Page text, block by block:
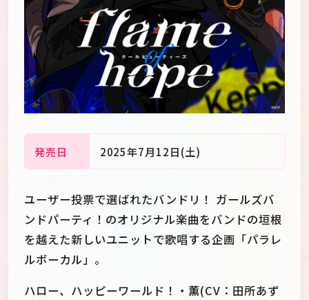
発売日 2025年7月12日(土)
ユーザー投票で選ばれたバンドリ！ ガールズバ
ンドパーティ！のオリジナル楽曲をバンドの垣根
を越えた新しいユニットで歌唱する企画「パラレ
ルボーカル」。
ハロー、ハッピーワールド！・薫(CV：田所あず